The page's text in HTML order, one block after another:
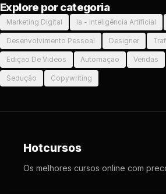
Explore por categoria
Marketing Digital Ia - Inteligência Artificial
Desenvolvimento Pessoal Designer
Ediçao De Videos Automaçao Vendas
Sedução Copywriting
Hotcursos
Os melhores cursos online com